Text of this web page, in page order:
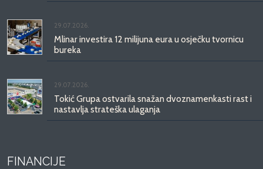
29.07.2026.
Mlinar investira 12 milijuna eura u osječku tvornicu
bureka
29.07.2026.
Tokić Grupa ostvarila snažan dvoznamenkasti rast i
nastavlja strateška ulaganja
FINANCIJE